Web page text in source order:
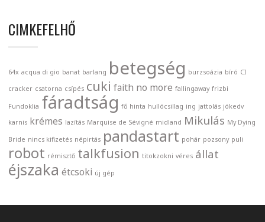
CIMKEFELHŐ
64x acqua di gio banat barlang betegség burzsoázia bíró CI
cracker csatorna csípés cuki faith no more fallingaway frizbi
Fundoklia fáradtság fő hinta hullócsillag ing jattolás jókedv
karnis krémes lazítás Marquise de Sévigné midland Mikulás My Dying
Bride nincs kifizetés népirtás pandastart pohár pozsony puli
robot rémisztő talkfusion titokzokni véres állat
éjszaka étcsoki új gép